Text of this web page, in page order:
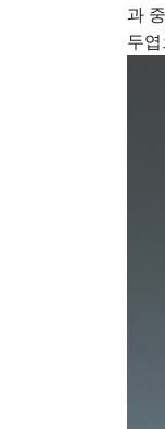
과
두